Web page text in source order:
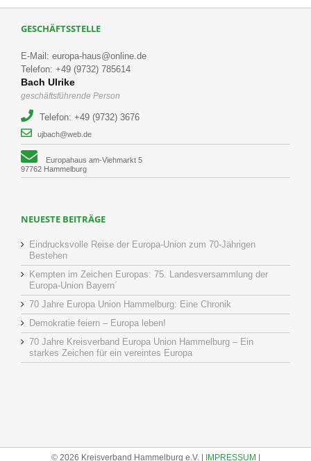
GESCHÄFTSSTELLE
E-Mail: europa-haus@online.de
Telefon: +49 (9732) 785614
Bach Ulrike
geschäftsführende Person
Telefon: +49 (9732) 3676
ujbach@web.de
Europahaus am-Viehmarkt 5
97762 Hammelburg
NEUESTE BEITRÄGE
Eindrucksvolle Reise der Europa-Union zum 70-Jährigen
Bestehen
Kempten im Zeichen Europas: 75. Landesversammlung der
Europa-Union Bayern´
70 Jahre Europa Union Hammelburg: Eine Chronik
Demokratie feiern – Europa leben!
70 Jahre Kreisverband Europa Union Hammelburg – Ein
starkes Zeichen für ein vereintes Europa
© 2026 Kreisverband Hammelburg e.V. | IMPRESSUM